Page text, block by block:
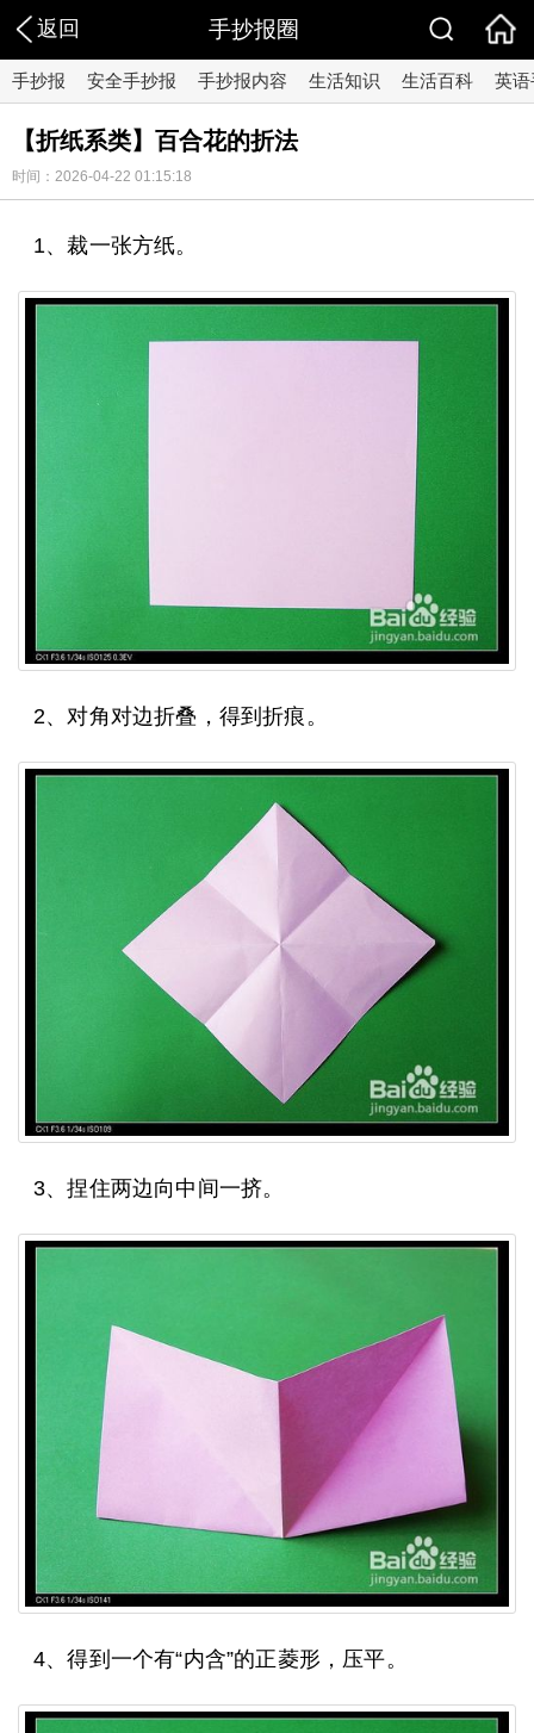
返回 手抄报圈
手抄报 安全手抄报 手抄报内容 生活知识 生活百科 英
【折纸系类】百合花的折法
时间：2026-04-22 01:15:18
1、裁一张方纸。
2、对角对边折叠，得到折痕。
3、捏住两边向中间一挤。
4、得到一个有“内含”的正菱形，压平。